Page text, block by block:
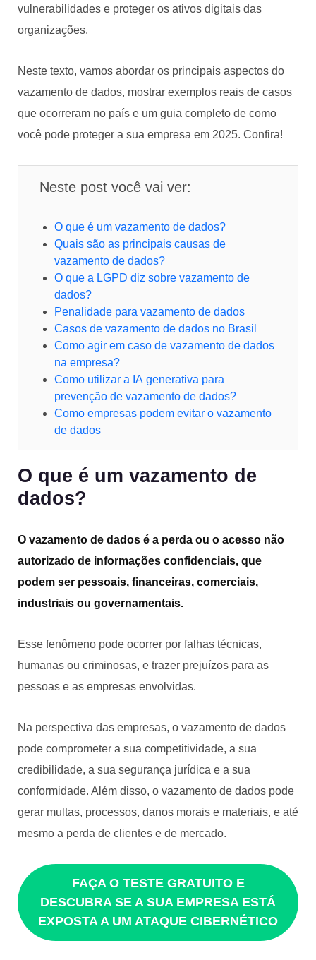
vulnerabilidades e proteger os ativos digitais das
organizações.
Neste texto, vamos abordar os principais aspectos do
vazamento de dados, mostrar exemplos reais de casos
que ocorreram no país e um guia completo de como
você pode proteger a sua empresa em 2025. Confira!
Neste post você vai ver:
O que é um vazamento de dados?
Quais são as principais causas de
vazamento de dados?
O que a LGPD diz sobre vazamento de
dados?
Penalidade para vazamento de dados
Casos de vazamento de dados no Brasil
Como agir em caso de vazamento de dados
na empresa?
Como utilizar a IA generativa para
prevenção de vazamento de dados?
Como empresas podem evitar o vazamento
de dados
O que é um vazamento de
dados?
O vazamento de dados é a perda ou o acesso não
autorizado de informações confidenciais, que
podem ser pessoais, financeiras, comerciais,
industriais ou governamentais.
Esse fenômeno pode ocorrer por falhas técnicas,
humanas ou criminosas, e trazer prejuízos para as
pessoas e as empresas envolvidas.
Na perspectiva das empresas, o vazamento de dados
pode comprometer a sua competitividade, a sua
credibilidade, a sua segurança jurídica e a sua
conformidade. Além disso, o vazamento de dados pode
gerar multas, processos, danos morais e materiais, e até
mesmo a perda de clientes e de mercado.
FAÇA O TESTE GRATUITO E
DESCUBRA SE A SUA EMPRESA ESTÁ
EXPOSTA A UM ATAQUE CIBERNÉTICO